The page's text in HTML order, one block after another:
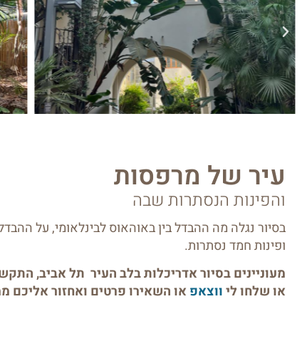
עיר של מרפסות
והפינות הנסתרות שבה
בסיור נגלה מה ההבדל בין באוהאוס לבינלאומי, על
ופינות חמד נסתרות.
מעוניינים בסיור אדריכלות בלב העיר תל אביב,
או שלחו ליווצאפ או השאירו פרטים ואחזור אליכם